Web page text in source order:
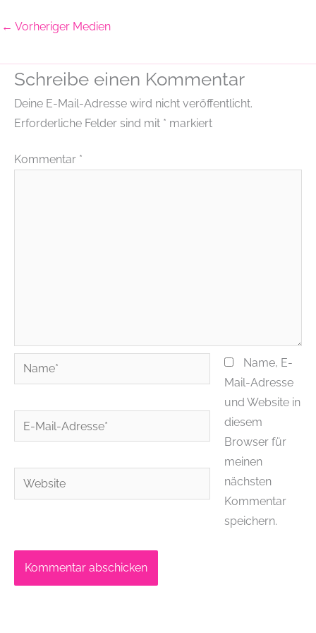
← Vorheriger Medien
Schreibe einen Kommentar
Deine E-Mail-Adresse wird nicht veröffentlicht.
Erforderliche Felder sind mit * markiert
Kommentar *
Name*
E-
Mail-
Website
Name, E-
Mail-Adresse
und Website in
diesem
Browser für
meinen
nächsten
Kommentar
speichern.